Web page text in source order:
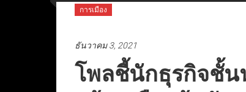
การเมือง
ธันวาคม 3, 2021
โพลชี้นักธุรกิจชั้น